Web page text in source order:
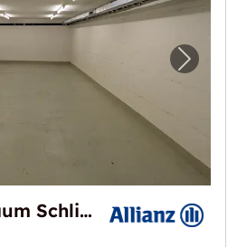
pour "46.0m2 Lagerraum
Image
46.0m2 Lagerraum Schlieren - Uitikonerstrasse 2/4 (VERFÜGBAR AB MITTE OKTOBER)